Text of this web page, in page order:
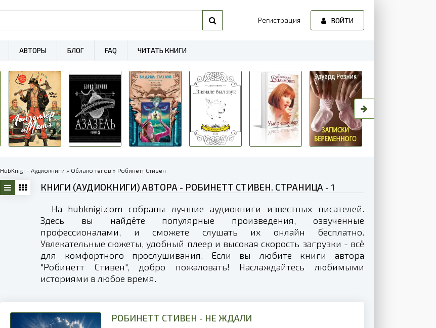
Регистрация ВОЙТИ
АВТОРЫ БЛОГ FAQ ЧИТАТЬ КНИГИ
HubKnigi - Аудиокниги » Облако тегов » Робинетт Стивен
КНИГИ (АУДИОКНИГИ) АВТОРА - РОБИНЕТТ СТИВЕН. СТРАНИЦА - 1
На hubknigi.com собраны лучшие аудиокниги известных писателей.
Здесь вы найдёте популярные произведения, озвученные
профессионалами, и сможете слушать их онлайн бесплатно.
Увлекательные сюжеты, удобный плеер и высокая скорость загрузки - всё
для комфортного прослушивания. Если вы любите книги автора
"Робинетт Стивен", добро пожаловать! Наслаждайтесь любимыми
историями в любое время.
РОБИНЕТТ СТИВЕН - НЕ ЖДАЛИ